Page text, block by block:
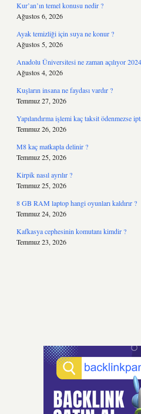
Kur’an’ın temel konusu nedir ?
Ağustos 6, 2026
Ayak temizliği için suya ne konur ?
Ağustos 5, 2026
Anadolu Üniversitesi ne zaman açılıyor
Ağustos 4, 2026
Kuşların insana ne faydası vardır ?
Temmuz 27, 2026
Yapılandırma işlemi kaç taksit ödenmezse
Temmuz 26, 2026
M8 kaç matkapla delinir ?
Temmuz 25, 2026
Kirpik nasıl ayrılır ?
Temmuz 25, 2026
8 GB RAM laptop hangi oyunları kaldırır ?
Temmuz 24, 2026
Kafkasya cephesinin komutanı kimdir ?
Temmuz 23, 2026